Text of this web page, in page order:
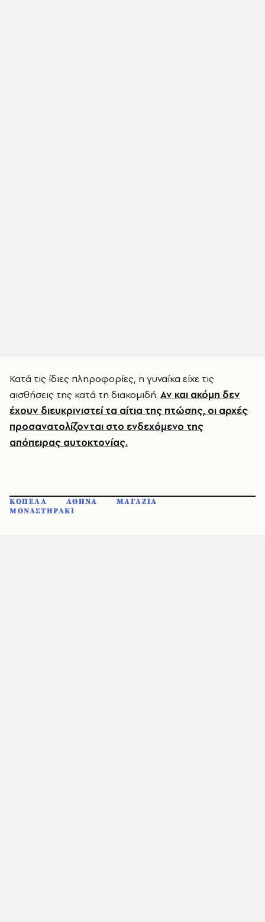
Κατά τις ίδιες πληροφορίες, η γυναίκα είχε τις
αισθήσεις της κατά τη διακομιδή. Αν και ακόμη δεν
έχουν διευκρινιστεί τα αίτια της πτώσης, οι αρχές
προσανατολίζονται στο ενδεχόμενο της
απόπειρας αυτοκτονίας.
ΚΟΠΕΛΑ ΑΘΗΝΑ
ΜΑΓΑΖΙΑ
ΜΟΝΑΣΤΗΡΑΚΙ